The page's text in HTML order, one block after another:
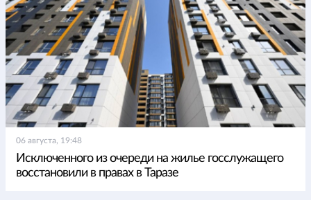
06 августа, 19:48
Исключенного из очереди на жилье госслужащего
восстановили в правах в Таразе